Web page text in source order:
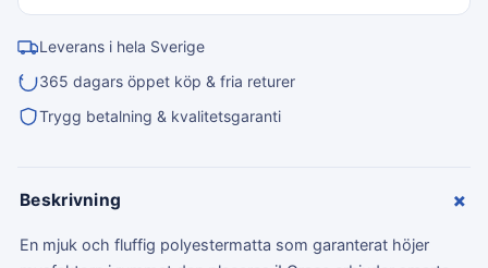
Leverans i hela Sverige
365 dagars öppet köp & fria returer
Trygg betalning & kvalitetsgaranti
Beskrivning +
En mjuk och fluffig polyestermatta som garanterat höjer